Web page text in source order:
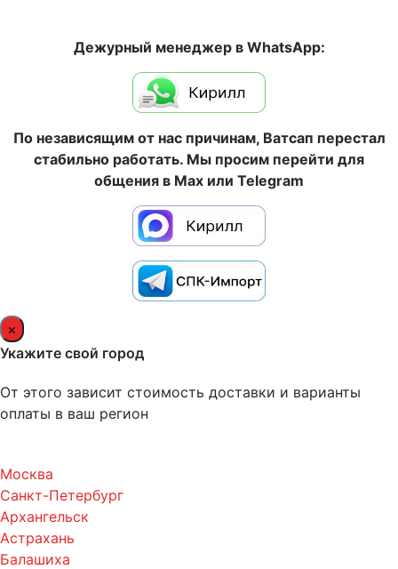
Дежурный менеджер в WhatsApp:
По независящим от нас причинам, Ватсап перестал
стабильно работать. Мы просим перейти для
общения в Max или Telegram
×
Укажите свой город
От этого зависит стоимость доставки и варианты
оплаты в ваш регион
Москва
Санкт-Петербург
Архангельск
Астрахань
Балашиха